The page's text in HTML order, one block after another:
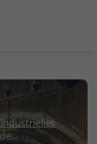
Pourquoi le ramonage régulier de votre chaudière industrielle maximise sa durée de vie ?